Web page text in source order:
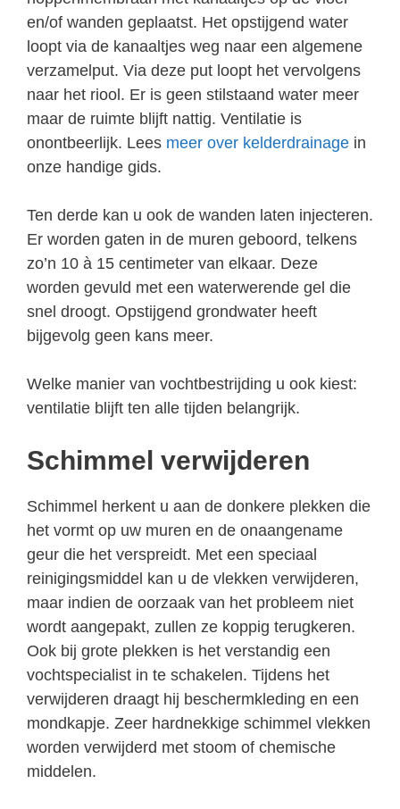
en/of wanden geplaatst. Het opstijgend water
loopt via de kanaaltjes weg naar een algemene
verzamelput. Via deze put loopt het vervolgens
naar het riool. Er is geen stilstaand water meer
maar de ruimte blijft nattig. Ventilatie is
onontbeerlijk. Lees meer over kelderdrainage in
onze handige gids.
Ten derde kan u ook de wanden laten injecteren.
Er worden gaten in de muren geboord, telkens
zo’n 10 à 15 centimeter van elkaar. Deze
worden gevuld met een waterwerende gel die
snel droogt. Opstijgend grondwater heeft
bijgevolg geen kans meer.
Welke manier van vochtbestrijding u ook kiest:
ventilatie blijft ten alle tijden belangrijk.
Schimmel verwijderen
Schimmel herkent u aan de donkere plekken die
het vormt op uw muren en de onaangename
geur die het verspreidt. Met een speciaal
reinigingsmiddel kan u de vlekken verwijderen,
maar indien de oorzaak van het probleem niet
wordt aangepakt, zullen ze koppig terugkeren.
Ook bij grote plekken is het verstandig een
vochtspecialist in te schakelen. Tijdens het
verwijderen draagt hij beschermkleding en een
mondkapje. Zeer hardnekkige schimmel vlekken
worden verwijderd met stoom of chemische
middelen.